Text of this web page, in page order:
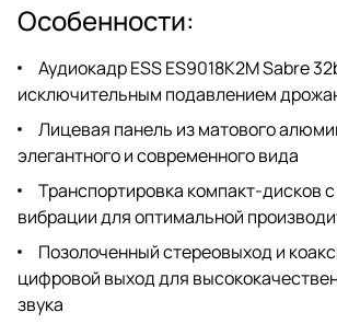
Особенности:
Аудиокадр ESS ES9018K2M Sabre
исключительным подавлением
Лицевая панель из матового
элегантного и современного вида
Транспортировка компакт-дисков
вибрации для оптимальной
Позолоченный стереовыход и
цифровой выход для
звука